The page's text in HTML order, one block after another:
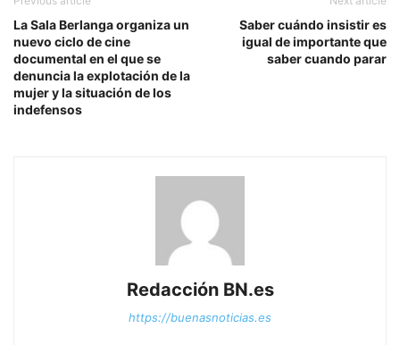
La Sala Berlanga organiza un
nuevo ciclo de cine
documental en el que se
denuncia la explotación de la
mujer y la situación de los
indefensos
Saber cuándo insistir es
igual de importante que
saber cuando parar
Redacción BN.es
https://buenasnoticias.es